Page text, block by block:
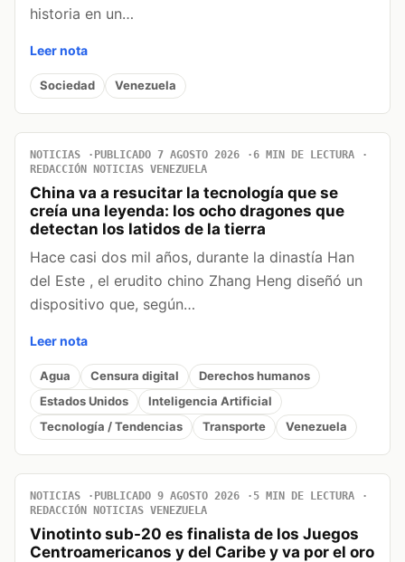
historia en un…
Leer nota
Sociedad Venezuela
NOTICIAS PUBLICADO 7 AGOSTO 2026
6 MIN DE LECTURA
REDACCIÓN NOTICIAS VENEZUELA
China va a resucitar la tecnología que se
creía una leyenda: los ocho dragones que
detectan los latidos de la tierra
Hace casi dos mil años, durante la dinastía Han
del Este , el erudito chino Zhang Heng diseñó un
dispositivo que, según…
Leer nota
Agua Censura digital
Derechos humanos
Estados Unidos
Inteligencia Artificial
Tecnología / Tendencias
Transporte Venezuela
NOTICIAS PUBLICADO 9 AGOSTO 2026
5 MIN DE LECTURA
REDACCIÓN NOTICIAS VENEZUELA
Vinotinto sub-20 es finalista de los Juegos
Centroamericanos y del Caribe y va por el oro